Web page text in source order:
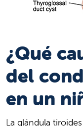
¿Qué
del
en un
La glándula